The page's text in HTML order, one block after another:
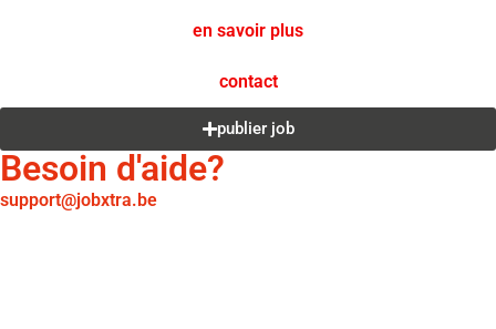
en savoir plus
contact
publier job
Besoin d'aide?
support@jobxtra.be